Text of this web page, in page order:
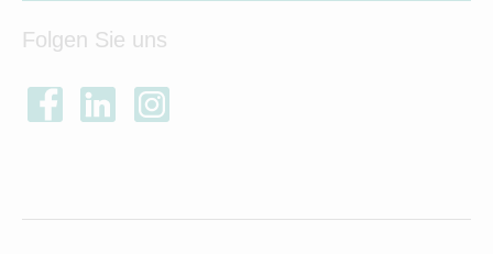
Folgen Sie uns